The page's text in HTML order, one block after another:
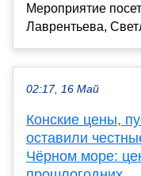
Мероприятие
Лаврентьева,
02:17, 16 Май
Конские цены,
оставили
Чёрном море: